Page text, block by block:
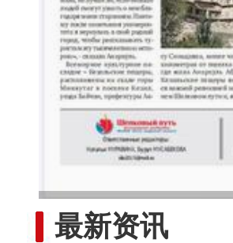
最新资讯